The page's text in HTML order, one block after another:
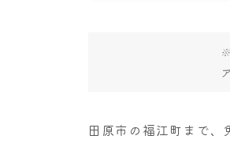
田原市の福江町まで